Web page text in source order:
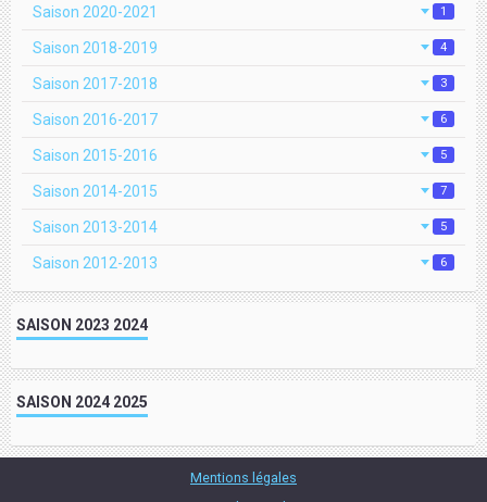
Saison 2020-2021 1
Saison 2018-2019 4
Saison 2017-2018 3
Saison 2016-2017 6
Saison 2015-2016 5
Saison 2014-2015 7
Saison 2013-2014 5
Saison 2012-2013 6
SAISON 2023 2024
SAISON 2024 2025
Mentions légales